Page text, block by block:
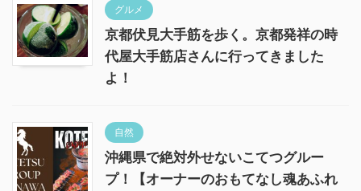
グルメ
京都伏見大手筋を歩く。京都発祥の時
代屋大手筋店さんに行ってきました
よ！
自然
沖縄県で絶対外せないこてつグルー
プ！【オーナーのおもてなし魂あふれ